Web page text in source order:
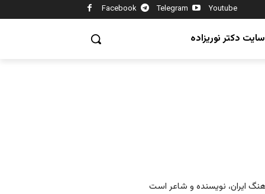
Facebook Telegram Youtube
سایت دکتر نوریزاده